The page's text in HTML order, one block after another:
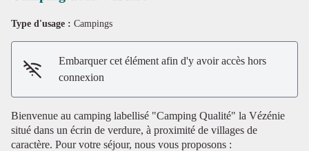
Type d'usage : Campings
Embarquer cet élément afin d'y avoir accès hors
connexion
Bienvenue au camping labellisé "Camping Qualité" la Vézénie
situé dans un écrin de verdure, à proximité de villages de
caractère. Pour votre séjour, nous vous proposons :